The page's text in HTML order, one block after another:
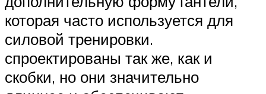
которая часто используется для
силовой тренировки.
спроектированы так же, как и
скобки, но они значительно